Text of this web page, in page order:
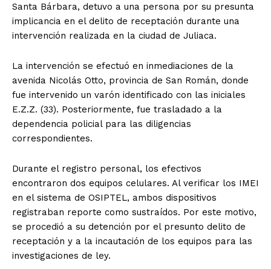
Santa Bárbara, detuvo a una persona por su presunta
implicancia en el delito de receptación durante una
intervención realizada en la ciudad de Juliaca.
La intervención se efectuó en inmediaciones de la
avenida Nicolás Otto, provincia de San Román, donde
fue intervenido un varón identificado con las iniciales
E.Z.Z. (33). Posteriormente, fue trasladado a la
dependencia policial para las diligencias
correspondientes.
Durante el registro personal, los efectivos
encontraron dos equipos celulares. Al verificar los IMEI
en el sistema de OSIPTEL, ambos dispositivos
registraban reporte como sustraídos. Por este motivo,
se procedió a su detención por el presunto delito de
receptación y a la incautación de los equipos para las
investigaciones de ley.